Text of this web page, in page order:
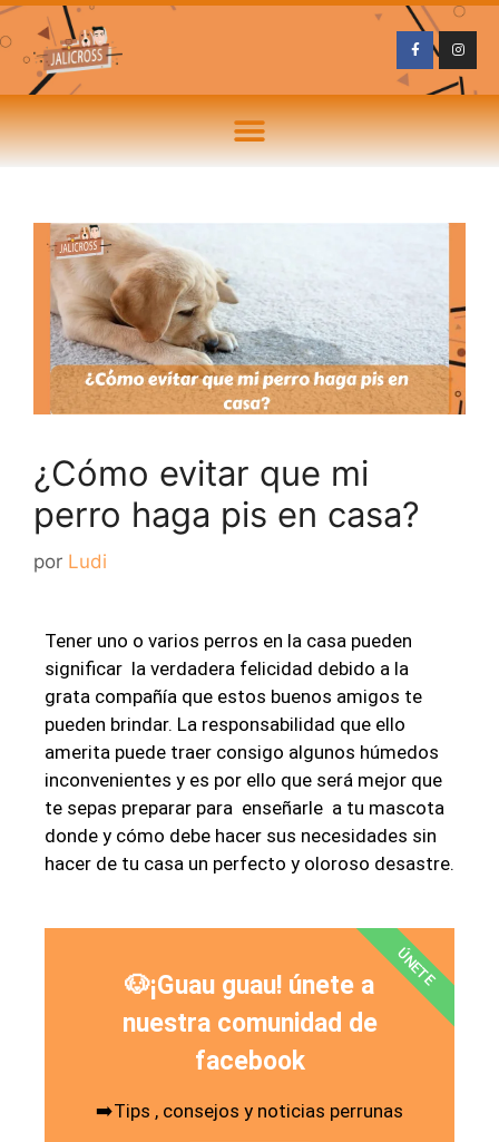
¿Cómo evitar que mi
perro haga pis en casa?
por Ludi
Tener uno o varios perros en la casa pueden
significar la verdadera felicidad debido a la
grata compañía que estos buenos amigos te
pueden brindar. La responsabilidad que ello
amerita puede traer consigo algunos húmedos
inconvenientes y es por ello que será mejor que
te sepas preparar para enseñarle a tu mascota
donde y cómo debe hacer sus necesidades sin
hacer de tu casa un perfecto y oloroso desastre.
🐶¡Guau guau! únete a
nuestra comunidad de
facebook
➡️Tips , consejos y noticias perrunas
ÚNETE